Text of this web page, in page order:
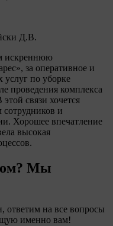
Д.В.
искреннюю
за оперативное и
услуг по уборке
проведения комплекса
связи хочется
и
Хорошее впечатление
высокая
Мы
ответим на все вопросы
именно вам!